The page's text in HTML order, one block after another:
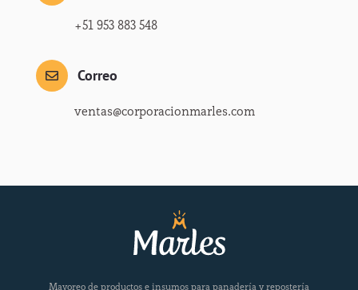
+51 953 883 548
 Correo
ventas@corporacionmarles.com
Mayoreo de productos e insumos para panadería y repostería